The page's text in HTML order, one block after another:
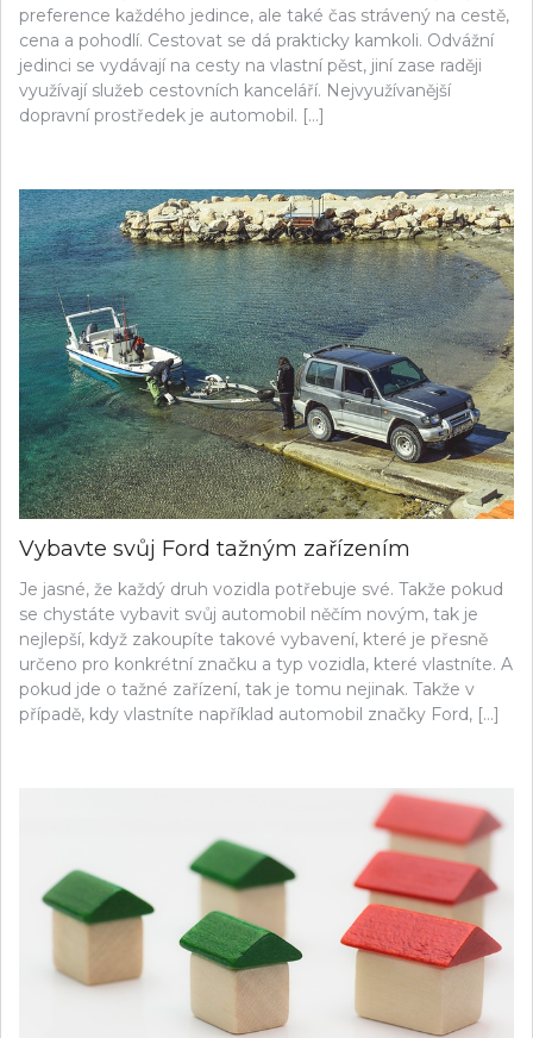
preference každého jedince, ale také čas strávený na cestě,
cena a pohodlí. Cestovat se dá prakticky kamkoli. Odvážní
jedinci se vydávají na cesty na vlastní pěst, jiní zase raději
využívají služeb cestovních kanceláří. Nejvyužívanější
dopravní prostředek je automobil. […]
Vybavte svůj Ford tažným zařízením
Je jasné, že každý druh vozidla potřebuje své. Takže pokud
se chystáte vybavit svůj automobil něčím novým, tak je
nejlepší, když zakoupíte takové vybavení, které je přesně
určeno pro konkrétní značku a typ vozidla, které vlastníte. A
pokud jde o tažné zařízení, tak je tomu nejinak. Takže v
případě, kdy vlastníte například automobil značky Ford, […]